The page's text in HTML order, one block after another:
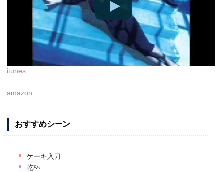
itunes
amazon
おすすめシーン
ケーキ入刀
乾杯